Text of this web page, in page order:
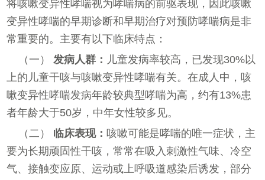
将咳嗽变异性哮喘视为哮喘病的前驱表现，因此咳嗽
变异性哮喘的早期诊断和早期治疗对预防哮喘病是非
常重要的。主要有以下临床特点：
（一）发病人群： 儿童发病率较高，已发现30%以
上的儿童干咳与咳嗽变异性哮喘有关。在成人中，咳
嗽变异性哮喘发病年龄较典型哮喘为高，约有13%患
者年龄大于50岁，中年女性较多见。
（二） 临床表现：咳嗽可能是哮喘的唯一症状，主
要为长期顽固性干咳，常常在吸入刺激性气味、冷空
气、接触变应原、运动或上呼吸道感染后诱发，部分